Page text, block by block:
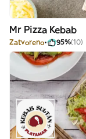
Mr Pizza Kebab
Zatvoreno 95%(10)